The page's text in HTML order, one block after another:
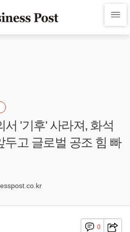
서 '기후' 사라져, 화석
두고 글로벌 공조 힘 빠
0